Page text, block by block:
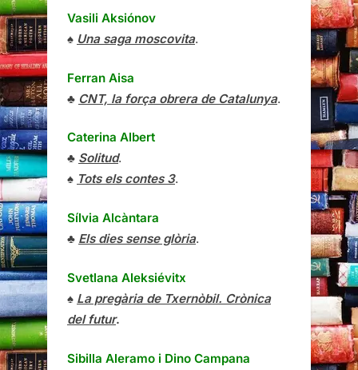
Vasili Aksiónov
♠ Una saga moscovita.
Ferran Aisa
♣ CNT, la força obrera de Catalunya.
Caterina Albert
♣ Solitud.
♠ Tots els contes 3.
Sílvia Alcàntara
♣ Els dies sense glòria.
Svetlana Aleksiévitx
♠ La pregària de Txernòbil. Crònica
del futur.
Sibilla Aleramo i Dino Campana